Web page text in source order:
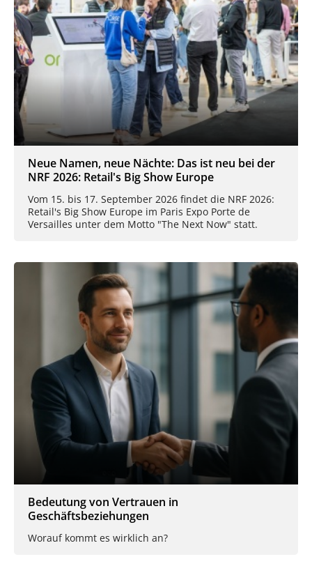
Neue Namen, neue Nächte: Das ist neu bei der
NRF 2026: Retail's Big Show Europe
Vom 15. bis 17. September 2026 findet die NRF 2026:
Retail's Big Show Europe im Paris Expo Porte de
Versailles unter dem Motto "The Next Now" statt.
Bedeutung von Vertrauen in
Geschäftsbeziehungen
Worauf kommt es wirklich an?